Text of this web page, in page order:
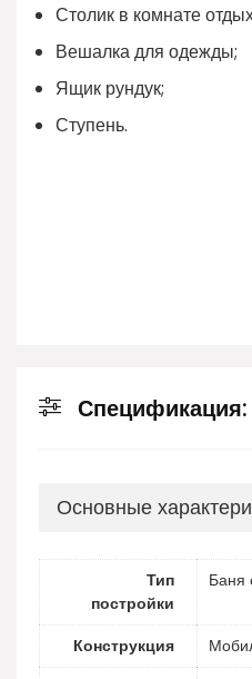
Столик в комнате
Вешалка для одежды;
Ящик рундук;
Ступень.
Спецификация:
Основные
Тип
постройки
Баня
Конструкция